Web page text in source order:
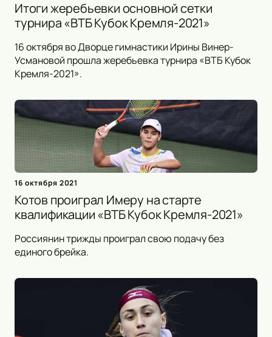
Итоги жеребьевки основной сетки
турнира «ВТБ Кубок Кремля-2021»
16 октября во Дворце гимнастики Ирины Винер-
Усмановой прошла жеребьевка турнира «ВТБ Кубок
Кремля-2021».
16 октября 2021
Котов проиграл Имеру на старте
квалификации «ВТБ Кубок Кремля-2021»
Россиянин трижды проиграл свою подачу без
единого брейка.